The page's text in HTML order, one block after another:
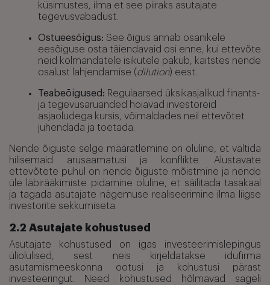
küsimustes, ilma et see piiraks asutajate
tegevusvabadust.
Ostueesõigus: See õigus annab osanikele
eesõiguse osta täiendavaid osi enne, kui ettevõte
neid kolmandatele isikutele pakub, kaitstes nende
osalust lahjendamise (dilution) eest.
Teabeõigused: Regulaarsed üksikasjalikud finants-
ja tegevusaruanded hoiavad investoreid
asjaoludega kursis, võimaldades neil ettevõtet
juhendada ja toetada.
Nende õiguste selge määratlemine on oluline, et vältida
hilisemaid arusaamatusi ja konflikte. Alustavate
ettevõtete puhul on nende õiguste mõistmine ja nende
üle läbirääkimiste pidamine oluline, et säilitada tasakaal
ja tagada asutajate nägemuse realiseerimine ilma liigse
investorite sekkumiseta.
2.2 Asutajate kohustused
Asutajate kohustused on igas investeerimislepingus
üliolulised, sest neis kirjeldatakse idufirma
asutamismeeskonna ootusi ja kohustusi pärast
investeeringut. Need kohustused hõlmavad sageli